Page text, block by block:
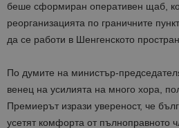
беше сформиран оперативен щаб,
реорганизацията по граничните
да се работи в Шенгенското
По думите на министър-
венец на усилията на много хора,
Премиерът изрази увереност, че
усетят комфорта от пълноправното